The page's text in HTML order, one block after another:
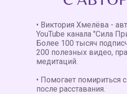
• Виктория Хмелёва -
YouTube канала "Сила
Более 100 тысяч
200 полезных видео,
медитаций.
• Помогает
после расставания.